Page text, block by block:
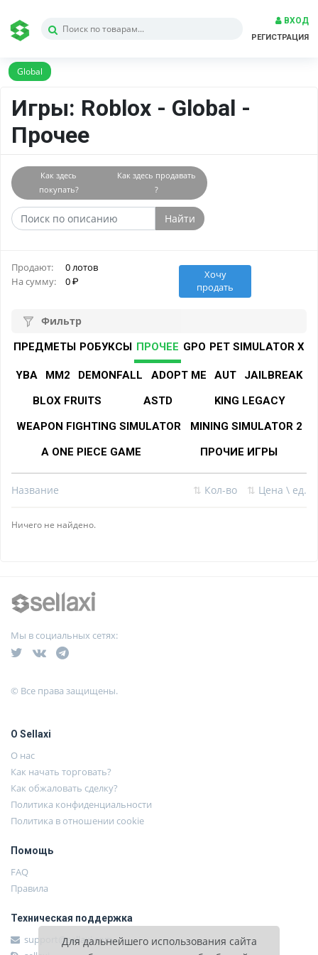
Для дальнейшего использования сайта
ВХОД
РЕГИСТРАЦИЯ
Global
Игры: Roblox - Global -
Прочее
Как здесь
покупать?
Как здесь продавать
?
Найти
Продают:
0 лотов
На сумму:
0
Хочу
продать
Фильтр
ПРЕДМЕТЫ РОБУКСЫ ПРОЧЕЕ GPO PET SIMULATOR X
YBA MM2 DEMONFALL ADOPT ME AUT
JAILBREAK
BLOX FRUITS
ASTD
KING LEGACY
WEAPON FIGHTING SIMULATOR
MINING SIMULATOR 2
A ONE PIECE GAME
ПРОЧИЕ ИГРЫ
Название ⇅ Кол-во ⇅ Цена \ ед.
Ничего не найдено.
Мы в социальных сетях:
© Все права защищены.
О Sellaxi
О нас
Как начать торговать?
Как обжаловать сделку?
Политика конфиденциальности
Политика в отношении cookie
Помощь
FAQ
Правила
Техническая поддержка
support@sellaxi.com